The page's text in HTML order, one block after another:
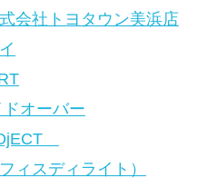
会社トヨタウン美浜店
オーバー
ィスディライト）